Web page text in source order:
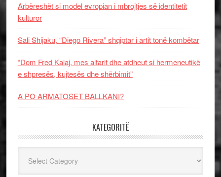
Arbëreshët si model evropian i mbrojtjes së identitetit
kulturor
Sali Shijaku, “Diego Rivera” shqiptar i artit tonë kombëtar
“Dom Fred Kalaj, mes altarit dhe atdheut si hermeneutikë
e shpresës, kujtesës dhe shërbimit”
A PO ARMATOSET BALLKANI?
KATEGORITË